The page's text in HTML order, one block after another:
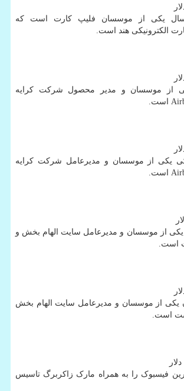
یکی از موسسان فلیپ کارت است که
الکترونیکی هند است.
از موسسان و مدیر محصول شرکت کرایه
یکی از موسسان و مدیرعامل شرکت کرایه
از موسسان و مدیرعامل سایت الهام بخش و
است.
یکی از موسسان و مدیرعامل سایت الهام بخش
است.
فیسبوک را به همراه مارک زاکربرگ تاسیس